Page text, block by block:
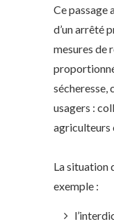
Ce passage
d’un arrêté
mesures de
sécheresse,
usagers :
agriculteurs
La situation
exemple :